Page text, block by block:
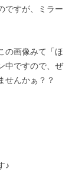
ですが、ミラー
の画像みて「ほ
中ですので、ぜ
せんかぁ？？
♪